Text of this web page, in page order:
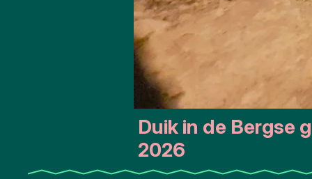
Duik in de Bergse
2026